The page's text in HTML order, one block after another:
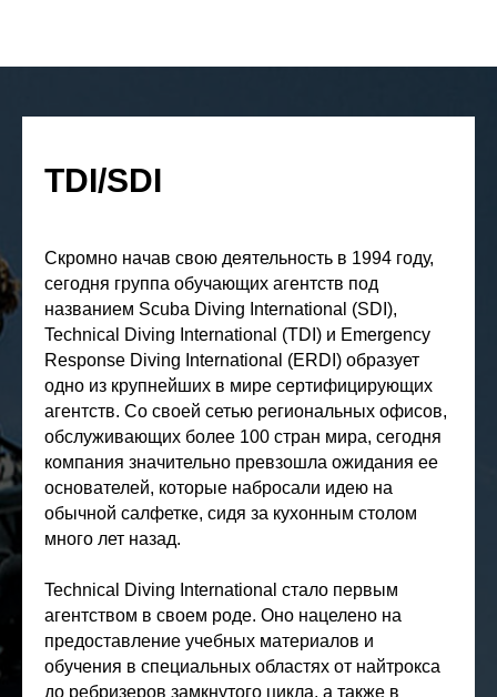
TDI/SDI
Скромно начав свою деятельность в 1994 году,
сегодня группа обучающих агентств под
названием Scuba Diving International (SDI),
Technical Diving International (TDI) и Emergency
Response Diving International (ERDI) образует
одно из крупнейших в мире сертифицирующих
агентств. Со своей сетью региональных офисов,
обслуживающих более 100 стран мира, сегодня
компания значительно превзошла ожидания ее
основателей, которые набросали идею на
обычной салфетке, сидя за кухонным столом
много лет назад.
Technical Diving International стало первым
агентством в своем роде. Оно нацелено на
предоставление учебных материалов и
обучения в специальных областях от найтрокса
до ребризеров замкнутого цикла, а также в